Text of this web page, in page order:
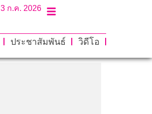
3 ก.ค. 2026
ประชาสัมพันธ์
วิดีโอ